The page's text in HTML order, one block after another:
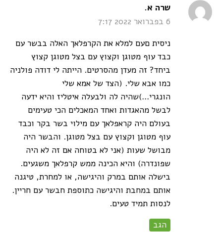
שרה א.
6 בפברואר 2022 7:17
ניסית םעם למלא את הקרפלאך האלה בבשר עם
כבד עוף מטוגן וקצוץ עם בצל מטוגן קצוץ
ביחד? זה מעדן מהסרטים. הייתה לי דודה פולניה
כמו אבא שלי. (הצד של אמא שלי
הונגרי…)שהיה לה ולבעלה איטליז והיא ידעה
לבשל מהאגדות ואחד המאכלים הכי טעימים
בעולם היה קראפלאך עם מילוי בשר בקר וכבד
עוף מטוגן וקצוץ עם בצל מטוגן. והבשר היה
מבושל שעות (אני לא בטוחה אם זה לא היה
שפונדרה) והיא הכינה ממש קרפלאך משגעים.
בישלה אותם במרק והיגישה, או למחרת, טיגנה
אותם במחבת והיגישה כתוספת חבשר עם חריין.
לנסות תמיד טעים.
הגב